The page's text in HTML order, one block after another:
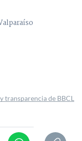
transparencia de BBCL